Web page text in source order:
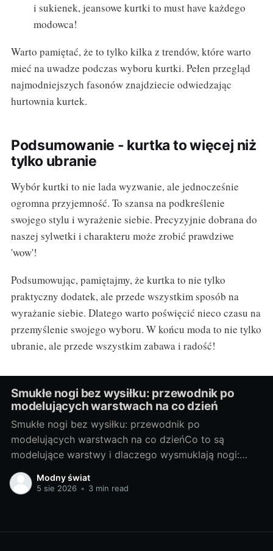
i sukienek, jeansowe kurtki to must have każdego
modowca!
Warto pamiętać, że to tylko kilka z trendów, które warto
mieć na uwadze podczas wyboru kurtki. Pełen przegląd
najmodniejszych fasonów znajdziecie odwiedzając
hurtownia kurtek.
Podsumowanie - kurtka to więcej niż
tylko ubranie
Wybór kurtki to nie lada wyzwanie, ale jednocześnie
ogromna przyjemność. To szansa na podkreślenie
swojego stylu i wyrażenie siebie. Precyzyjnie dobrana do
naszej sylwetki i charakteru może zrobić prawdziwe
'wow'!
Podsumowując, pamiętajmy, że kurtka to nie tylko
praktyczny dodatek, ale przede wszystkim sposób na
wyrażanie siebie. Dlatego warto poświęcić nieco czasu na
przemyślenie swojego wyboru. W końcu moda to nie tylko
ubranie, ale przede wszystkim zabawa i radość!
Smukłe nogi bez wysiłku: przewodnik po
modelujących warstwach na co dzień
Smukłe nogi bez wysiłku: przewodnik po
modelujących warstwach na co dzieńCo to są
modelujące warstwy i dlaczego wysmuklają nogi:
podstawy, rodzaje, na co zwrócić uwagęModelujące
warstwy to sprytne elementy garderoby, które
subtelnie kształtują sylwetkę. Działają optycznie
Modny świat
5 sie 2026 • 3 min read